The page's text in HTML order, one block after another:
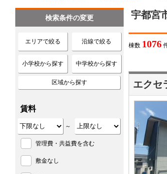
宇都宮
棟数 1076
エクセ
検索条件の変更
エリアで絞る 沿線で絞る
小学校から探す 中学校から探す
区域から探す
賃料
～
管理費・共益費を含む
敷金なし